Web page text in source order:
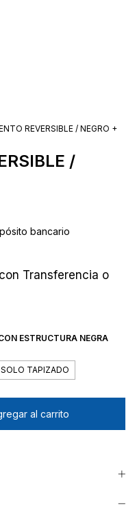
REVERSIBLE / NEGRO +
/
bancario
Transferencia o
ESTRUCTURA NEGRA
SOLO TAPIZADO